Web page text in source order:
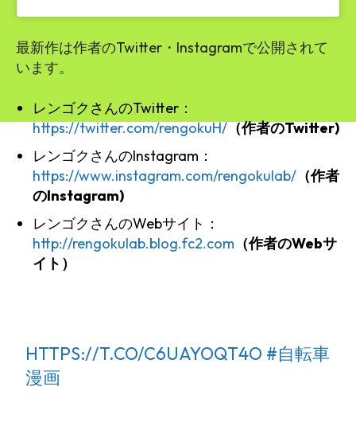
最新作は作者のTwitter・Instagramで公開されて
います。
レンゴクさんのTwitter：
https://twitter.com/rengokuH/（作者のTwitter)
レンゴクさんのInstagram：
https://www.instagram.com/rengokulab/ （作者
のInstagram)
レンゴクさんのWebサイト：
http://rengokulab.blog.fc2.com （作者のWebサ
イト）
HTTPS://T.CO/C6UAYOQT4O #自転車
漫画